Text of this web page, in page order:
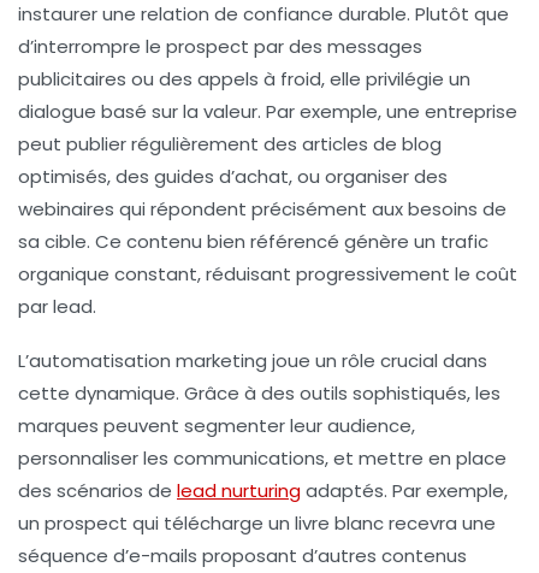
instaurer une relation de confiance durable. Plutôt que
d’interrompre le prospect par des messages
publicitaires ou des appels à froid, elle privilégie un
dialogue basé sur la valeur. Par exemple, une entreprise
peut publier régulièrement des articles de blog
optimisés, des guides d’achat, ou organiser des
webinaires qui répondent précisément aux besoins de
sa cible. Ce contenu bien référencé génère un trafic
organique constant, réduisant progressivement le coût
par lead.
L’automatisation marketing joue un rôle crucial dans
cette dynamique. Grâce à des outils sophistiqués, les
marques peuvent segmenter leur audience,
personnaliser les communications, et mettre en place
des scénarios de lead nurturingadaptés. Par exemple,
un prospect qui télécharge un livre blanc recevra une
séquence d’e-mails proposant d’autres contenus